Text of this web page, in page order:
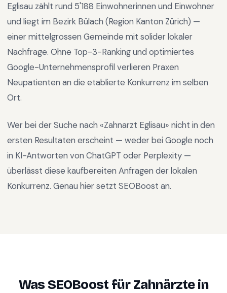
Eglisau zählt rund 5'188 Einwohnerinnen und Einwohner
und liegt im Bezirk Bülach (Region Kanton Zürich) —
einer mittelgrossen Gemeinde mit solider lokaler
Nachfrage. Ohne Top-3-Ranking und optimiertes
Google-Unternehmensprofil verlieren Praxen
Neupatienten an die etablierte Konkurrenz im selben
Ort.
Wer bei der Suche nach «Zahnarzt Eglisau» nicht in den
ersten Resultaten erscheint — weder bei Google noch
in KI-Antworten von ChatGPT oder Perplexity —
überlässt diese kaufbereiten Anfragen der lokalen
Konkurrenz. Genau hier setzt SEOBoost an.
Was SEOBoost fürZahnärztein